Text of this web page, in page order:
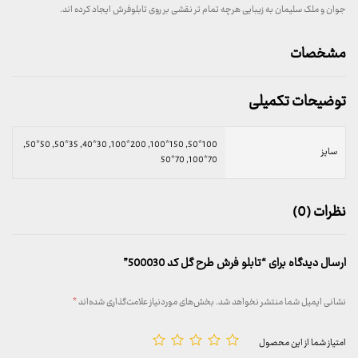
جوان و ملک سلیمان به زیبایی هرچه تمام تر نقشی بر روی تابلوفرش ایجاد کرده اند.
مشخصات
توضیحات تکمیلی
سایز
100*50, 150*100, 200*100, 30*40, 35*50, 50*50,
70*100, 70*50
نظرات (0)
ارسال دیدگاه برای “تابلو فرش طرح گل کد 500030”
نشانی ایمیل شما منتشر نخواهد شد.بخش‌های موردنیاز علامت‌گذاری شده‌اند*
امتیاز شما از این محصول